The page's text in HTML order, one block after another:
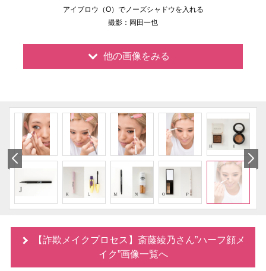
アイブロウ（O）でノーズシャドウを入れる
撮影：岡田一也
他の画像をみる
【詐欺メイクプロセス】斎藤綾乃さん”ハーフ顔メ
イク”画像一覧へ